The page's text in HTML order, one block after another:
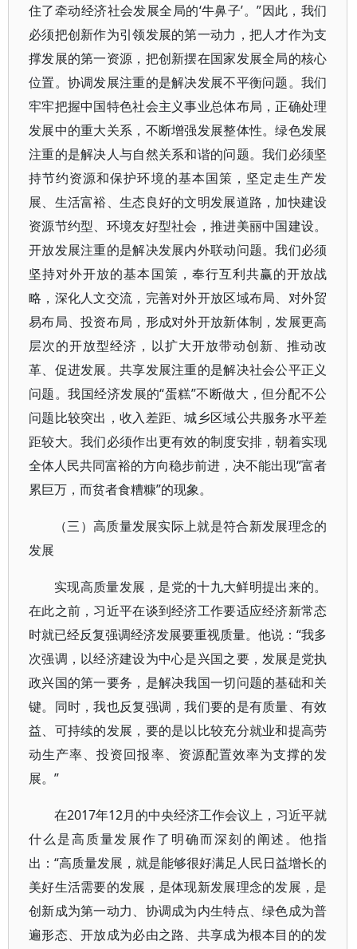
住了牵动经济社会发展全局的‘牛鼻子’。”因此，我们
必须把创新作为引领发展的第一动力，把人才作为支
撑发展的第一资源，把创新摆在国家发展全局的核心
位置。协调发展注重的是解决发展不平衡问题。我们
牢牢把握中国特色社会主义事业总体布局，正确处理
发展中的重大关系，不断增强发展整体性。绿色发展
注重的是解决人与自然关系和谐的问题。我们必须坚
持节约资源和保护环境的基本国策，坚定走生产发
展、生活富裕、生态良好的文明发展道路，加快建设
资源节约型、环境友好型社会，推进美丽中国建设。
开放发展注重的是解决发展内外联动问题。我们必须
坚持对外开放的基本国策，奉行互利共赢的开放战
略，深化人文交流，完善对外开放区域布局、对外贸
易布局、投资布局，形成对外开放新体制，发展更高
层次的开放型经济，以扩大开放带动创新、推动改
革、促进发展。共享发展注重的是解决社会公平正义
问题。我国经济发展的“蛋糕”不断做大，但分配不公
问题比较突出，收入差距、城乡区域公共服务水平差
距较大。我们必须作出更有效的制度安排，朝着实现
全体人民共同富裕的方向稳步前进，决不能出现“富者
累巨万，而贫者食糟糠”的现象。
（三）高质量发展实际上就是符合新发展理念的
发展
实现高质量发展，是党的十九大鲜明提出来的。
在此之前，习近平在谈到经济工作要适应经济新常态
时就已经反复强调经济发展要重视质量。他说：“我多
次强调，以经济建设为中心是兴国之要，发展是党执
政兴国的第一要务，是解决我国一切问题的基础和关
键。同时，我也反复强调，我们要的是有质量、有效
益、可持续的发展，要的是以比较充分就业和提高劳
动生产率、投资回报率、资源配置效率为支撑的发
展。”
在2017年12月的中央经济工作会议上，习近平就
什么是高质量发展作了明确而深刻的阐述。他指
出：“高质量发展，就是能够很好满足人民日益增长的
美好生活需要的发展，是体现新发展理念的发展，是
创新成为第一动力、协调成为内生特点、绿色成为普
遍形态、开放成为必由之路、共享成为根本目的的发